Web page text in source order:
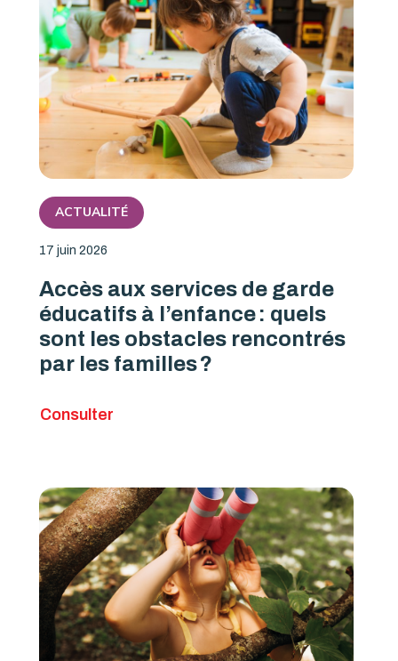
ACTUALITÉ
17 juin 2026
Accès aux services de garde
éducatifs à l’enfance : quels
sont les obstacles rencontrés
par les familles ?
Consulter